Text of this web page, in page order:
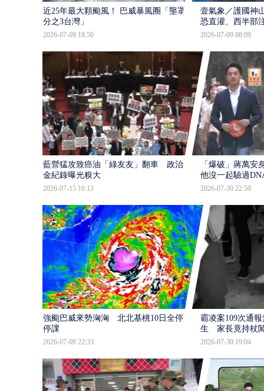
近25年最大顆颱風！ 巴威暴風圈「壟罩4
分之3台灣」
2026-07-09 18:50
壹氣象／護國神
恐直灌、西半部
2026-07-09 08:09
藍營猛攻致癌油「綠友友」翻車 政治獻
金紀錄曝光糗大
2026-07-15 16:13
「爆破」蔣萬安
他沒一起驗過
2026-07-30 22:50
強颱巴威來勢洶洶 北北基桃10日全停班
停課
2026-07-09 22:33
霸凌案109次通
生 家長竟持杖
2026-07-30 19:04